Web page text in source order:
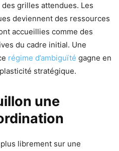
grilles attendues. Les
deviennent des ressources
accueillies comme des
du cadre initial. Une
régime d’ambiguïté gagne en
stratégique.
une
librement sur une